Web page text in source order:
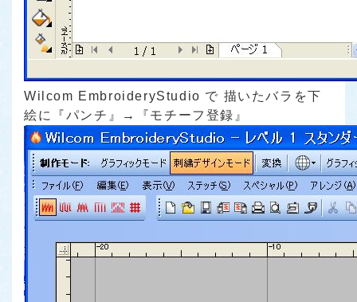
Wilcom EmbroideryStudio で 描いたバラを下
絵に『パンチ』→『モチーフ登録』